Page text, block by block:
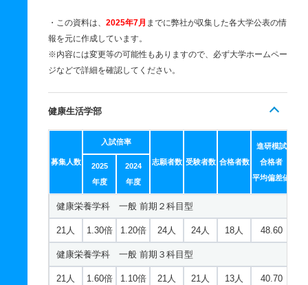
・この資料は、 2025年7月 までに弊社が収集した各大学公表の情
報を元に作成しています。
※内容には変更等の可能性もありますので、必ず大学ホームペー
ジなどで詳細を確認してください。
健康生活学部
募集人数
入試倍率
志願者数 受験者数 合格者数
進研模試
合格者
平均偏差値
2025
年度
2024
年度
健康栄養学科 一般 前期２科目型
21人 1.30倍 1.20倍 24人 24人 18人 48.60
健康栄養学科 一般 前期３科目型
21人 1.60倍 1.10倍 21人 21人 13人 40.70